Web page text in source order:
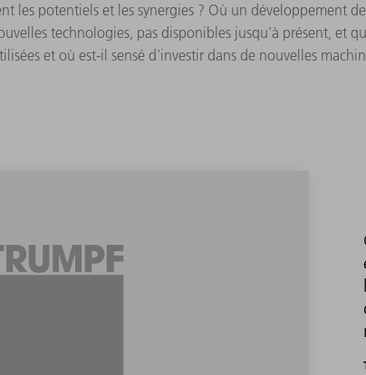
les potentiels et les synergies ? Où un développement
technologies, pas disponibles jusqu'à présent, et
et où est-il sensé d'investir dans de nouvelles